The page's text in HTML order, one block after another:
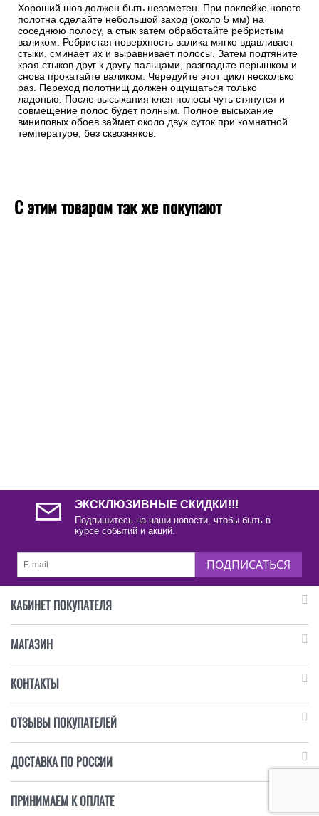
Хороший шов должен быть незаметен. При поклейке нового
полотна сделайте небольшой заход (около 5 мм) на
соседнюю полосу, а стык затем обработайте ребристым
валиком. Ребристая поверхность валика мягко вдавливает
стыки, сминает их и выравнивает полосы. Затем подтяните
края стыков друг к другу пальцами, разгладьте перышком и
снова прокатайте валиком. Чередуйте этот цикл несколько
раз. Переход полотнищ должен ощущаться только
ладонью. После высыхания клея полосы чуть стянутся и
совмещение полос будет полным. Полное высыхание
виниловых обоев займет около двух суток при комнатной
температуре, без сквозняков.
С этим товаром так же покупают
ЭКСКЛЮЗИВНЫЕ СКИДКИ!!!
Подпишитесь на наши новости, чтобы быть в
курсе событий и акций.
ПОДПИСАТЬСЯ
КАБИНЕТ ПОКУПАТЕЛЯ
МАГАЗИН
КОНТАКТЫ
ОТЗЫВЫ ПОКУПАТЕЛЕЙ
ДОСТАВКА ПО РОССИИ
ПРИНИМАЕМ К ОПЛАТЕ